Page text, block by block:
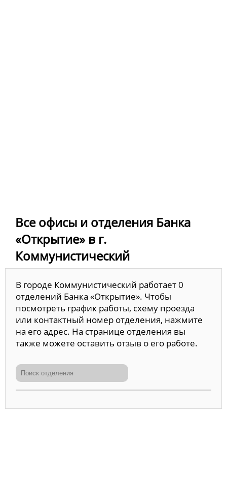
Все офисы и отделения Банка
«Открытие» в г.
Коммунистический
В городе Коммунистический работает 0
отделений Банка «Открытие». Чтобы
посмотреть график работы, схему проезда
или контактный номер отделения, нажмите
на его адрес. На странице отделения вы
также можете оставить отзыв о его работе.